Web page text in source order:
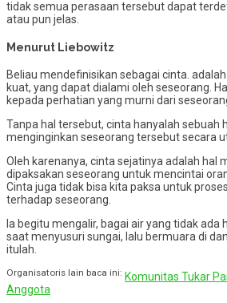
tidak semua perasaan tersebut dapat
atau pun jelas.
Menurut Liebowitz
Beliau mendefinisikan sebagai cinta.
kuat, yang dapat dialami oleh seseorang.
kepada perhatian yang murni dari
Tanpa hal tersebut, cinta hanyalah sebuah
menginginkan seseorang tersebut secara
Oleh karenanya, cinta sejatinya adalah hal
dipaksakan seseorang untuk mencintai
Cinta juga tidak bisa kita paksa untuk
terhadap seseorang.
Ia begitu mengalir, bagai air yang tidak ada
saat menyusuri sungai, lalu bermuara di
itulah.
Organisatoris lain baca ini: Komunitas Tukar
Anggota